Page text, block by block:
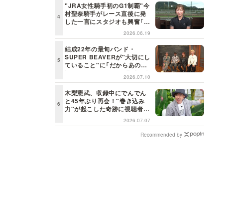
"JRA女性騎手初のG1制覇"今
村聖奈騎手がレース直後に発
した一言にスタジオも興奮「こ
れはしびれる！」＜日曜日の初
耳学＞
2026.06.19
結成22年の最旬バンド・
SUPER BEAVERが"大切にし
ていること"に「だからあの歌
詞が届けられるんだ」共感の声
＜日曜日の初耳学＞ 2026.07.10
木梨憲武、収録中にでんでん
と45年ぶり再会！"巻き込み
力"が起こした奇跡に視聴者も
よね！」＜日曜日の初耳学＞
2026.07.07
Recommended by